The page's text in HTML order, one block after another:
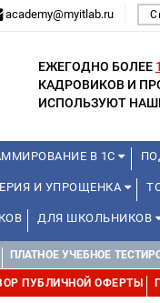
academy@myitlab.ru
ЕЖЕГОДНО БОЛЕЕ
КАДРОВИКОВ И
ИСПОЛЬЗУЮТ
В 1С
И УПРОЩЕНКА
ДЛЯ ШКОЛЬНИКОВ
ПЛАТНОЕ УЧЕБНОЕ
ПУБЛИЧНОЙ ОФЕРТЫ